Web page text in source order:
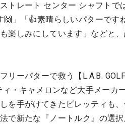
トレート センター シャフト
」「👍素晴らしいパターです
楽しみにしています」などと
リーパターで救う【L.A.B.
・キャメロンなど大手メーカ
を手がけてきたピレッティも
で新たな『ノートルク』の選